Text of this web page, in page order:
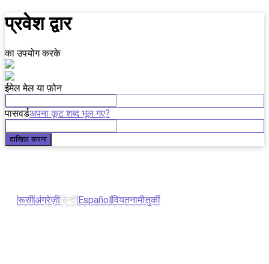
प्रवेश द्वार
का उपयोग करके
ईमेल मेल या फ़ोन
पासवर्डअपना कूट शब्द भूल गए?
रूसीअंग्रेज़ीहिन्दीEspañolवियतनामीतुर्की